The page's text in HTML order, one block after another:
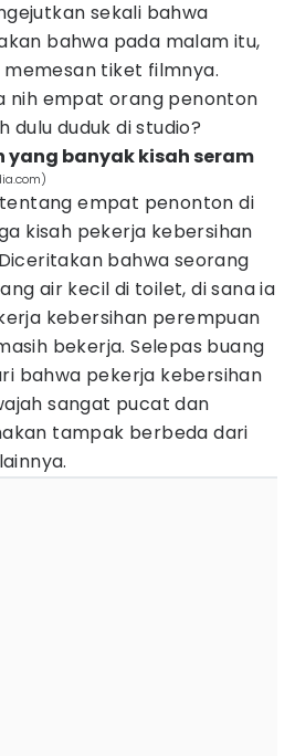
sekali bahwa
bahwa pada malam itu,
tiket filmnya.
nih empat orang penonton
dulu duduk di studio?
yang banyak kisah seram
empat penonton di
kisah pekerja kebersihan
bahwa seorang
air kecil di toilet, di sana ia
kebersihan perempuan
bekerja. Selepas buang
bahwa pekerja kebersihan
sangat pucat dan
tampak berbeda dari